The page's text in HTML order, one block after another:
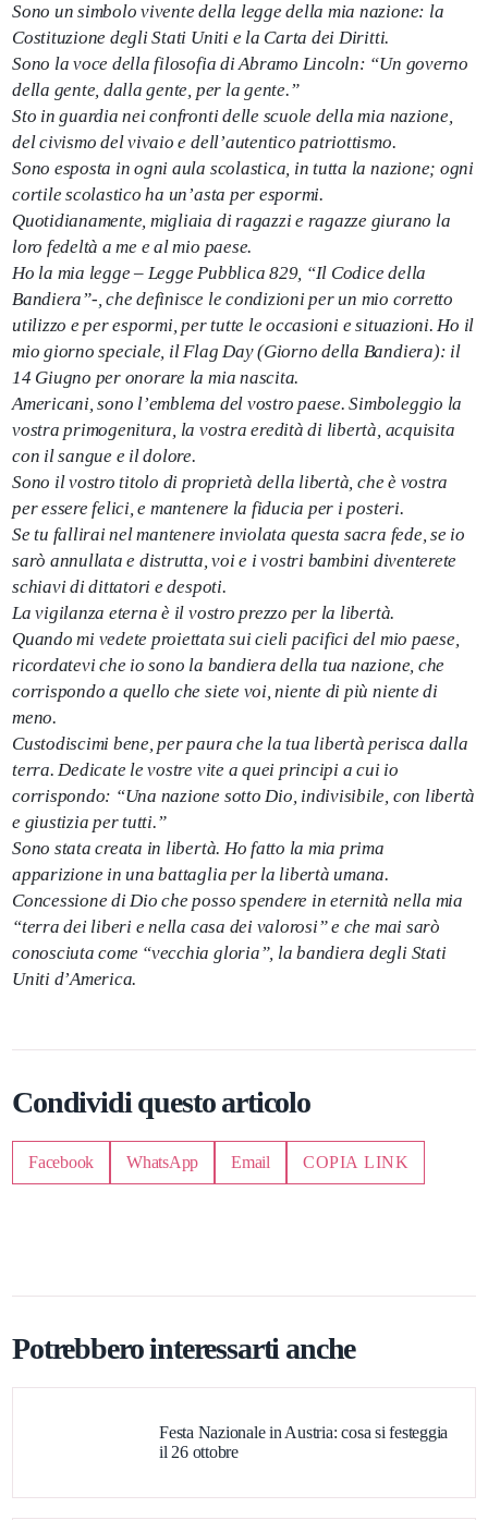
Sono un simbolo vivente della legge della mia nazione: la
Costituzione degli Stati Uniti e la Carta dei Diritti.
Sono la voce della filosofia di Abramo Lincoln: “Un governo
della gente, dalla gente, per la gente.”
Sto in guardia nei confronti delle scuole della mia nazione,
del civismo del vivaio e dell’autentico patriottismo.
Sono esposta in ogni aula scolastica, in tutta la nazione; ogni
cortile scolastico ha un’asta per espormi.
Quotidianamente, migliaia di ragazzi e ragazze giurano la
loro fedeltà a me e al mio paese.
Ho la mia legge – Legge Pubblica 829, “Il Codice della
Bandiera”-, che definisce le condizioni per un mio corretto
utilizzo e per espormi, per tutte le occasioni e situazioni. Ho il
mio giorno speciale, il Flag Day (Giorno della Bandiera): il
14 Giugno per onorare la mia nascita.
Americani, sono l’emblema del vostro paese. Simboleggio la
vostra primogenitura, la vostra eredità di libertà, acquisita
con il sangue e il dolore.
Sono il vostro titolo di proprietà della libertà, che è vostra
per essere felici, e mantenere la fiducia per i posteri.
Se tu fallirai nel mantenere inviolata questa sacra fede, se io
sarò annullata e distrutta, voi e i vostri bambini diventerete
schiavi di dittatori e despoti.
La vigilanza eterna è il vostro prezzo per la libertà.
Quando mi vedete proiettata sui cieli pacifici del mio paese,
ricordatevi che io sono la bandiera della tua nazione, che
corrispondo a quello che siete voi, niente di più niente di
meno.
Custodiscimi bene, per paura che la tua libertà perisca dalla
terra. Dedicate le vostre vite a quei principi a cui io
corrispondo: “Una nazione sotto Dio, indivisibile, con libertà
e giustizia per tutti.”
Sono stata creata in libertà. Ho fatto la mia prima
apparizione in una battaglia per la libertà umana.
Concessione di Dio che posso spendere in eternità nella mia
“terra dei liberi e nella casa dei valorosi” e che mai sarò
conosciuta come “vecchia gloria”, la bandiera degli Stati
Uniti d’America.
Condividi questo articolo
Facebook WhatsApp Email COPIA LINK
Potrebbero interessarti anche
Festa Nazionale in Austria: cosa si festeggia
il 26 ottobre